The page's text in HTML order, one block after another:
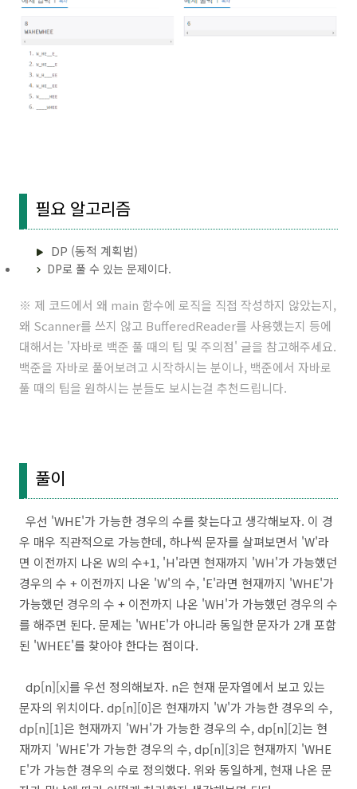
필요 알고리즘
DP (동적 계획법)
DP로 풀 수 있는 문제이다.
※ 제 코드에서 왜 main 함수에 로직을 직접 작성하지 않았는지,
왜 Scanner를 쓰지 않고 BufferedReader를 사용했는지 등에
대해서는 '자바로 백준 풀 때의 팁 및 주의점' 글을 참고해주세요.
백준을 자바로 풀어보려고 시작하시는 분이나, 백준에서 자바로
풀 때의 팁을 원하시는 분들도 보시는걸 추천드립니다.
풀이
우선 'WHE'가 가능한 경우의 수를 찾는다고 생각해보자. 이 경
우 매우 직관적으로 가능한데, 하나씩 문자를 살펴보면서 'W'라
면 이전까지 나온 W의 수+1, 'H'라면 현재까지 'WH'가 가능했던
경우의 수 + 이전까지 나온 'W'의 수, 'E'라면 현재까지 'WHE'가
가능했던 경우의 수 + 이전까지 나온 'WH'가 가능했던 경우의 수
를 해주면 된다. 문제는 'WHE'가 아니라 동일한 문자가 2개 포함
된 'WHEE'를 찾아야 한다는 점이다.
dp[n][x]를 우선 정의해보자. n은 현재 문자열에서 보고 있는
문자의 위치이다. dp[n][0]은 현재까지 'W'가 가능한 경우의 수,
dp[n][1]은 현재까지 'WH'가 가능한 경우의 수, dp[n][2]는 현
재까지 'WHE'가 가능한 경우의 수, dp[n][3]은 현재까지 'WHE
E'가 가능한 경우의 수로 정의했다. 위와 동일하게, 현재 나온 문